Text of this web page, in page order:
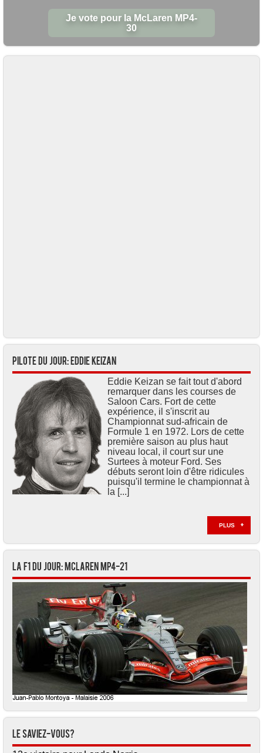
Je vote pour la McLaren MP4-
30
Pilote du jour: Eddie KEIZAN
Eddie Keizan se fait tout d'abord
remarquer dans les courses de
Saloon Cars. Fort de cette
expérience, il s'inscrit au
Championnat sud-africain de
Formule 1 en 1972. Lors de cette
première saison au plus haut
niveau local, il court sur une
Surtees à moteur Ford. Ses
débuts seront loin d'être ridicules
puisqu'il termine le championnat à
la [...]
PLUS
La F1 du jour: McLaren MP4-21
Le saviez-vous?